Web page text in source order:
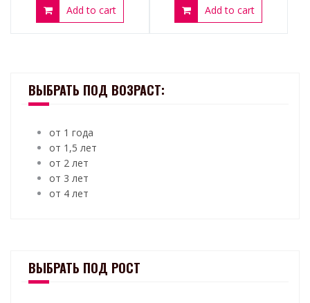
Add to cart Add to cart
ВЫБРАТЬ ПОД ВОЗРАСТ:
от 1 года
от 1,5 лет
от 2 лет
от 3 лет
от 4 лет
ВЫБРАТЬ ПОД РОСТ